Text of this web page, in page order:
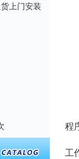
上门安装
程
工